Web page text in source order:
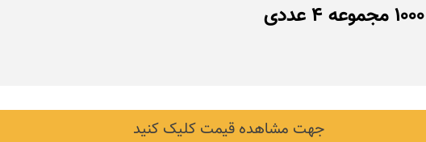
جهت مشاهده قیمت کلیک کنید